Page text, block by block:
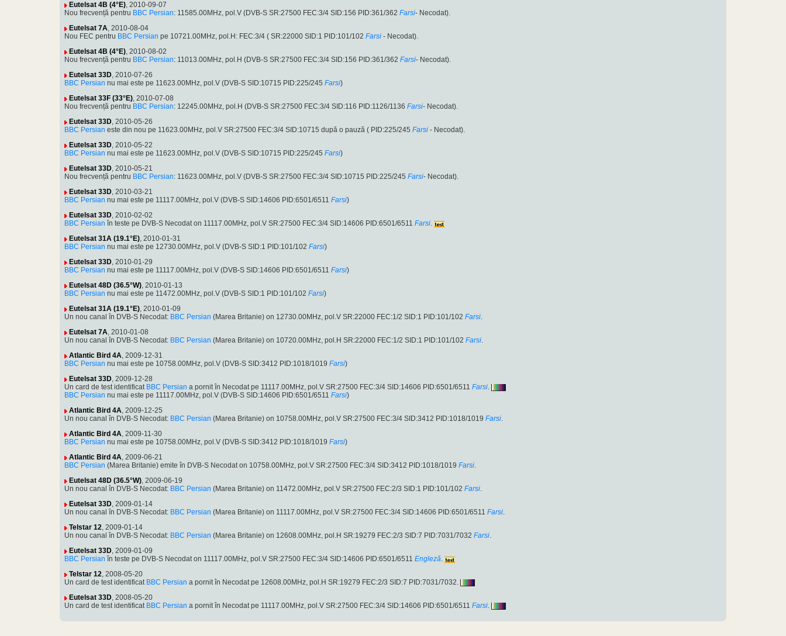
Eutelsat 4B (4°E), 2010-09-07
Nou frecvență pentru BBC Persian: 11585.00MHz, pol.V (DVB-S SR:27500 FEC:3/4 SID:156 PID:361/362 Farsi- Necodat).
Eutelsat 7A, 2010-08-04
Nou FEC pentru BBC Persian pe 10721.00MHz, pol.H: FEC:3/4 ( SR:22000 SID:1 PID:101/102 Farsi - Necodat).
Eutelsat 4B (4°E), 2010-08-02
Nou frecvență pentru BBC Persian: 11013.00MHz, pol.H (DVB-S SR:27500 FEC:3/4 SID:156 PID:361/362 Farsi- Necodat).
Eutelsat 33D, 2010-07-26
BBC Persian nu mai este pe 11623.00MHz, pol.V (DVB-S SID:10715 PID:225/245 Farsi)
Eutelsat 33F (33°E), 2010-07-08
Nou frecvență pentru BBC Persian: 12245.00MHz, pol.H (DVB-S SR:27500 FEC:3/4 SID:116 PID:1126/1136 Farsi- Necodat).
Eutelsat 33D, 2010-05-26
BBC Persian este din nou pe 11623.00MHz, pol.V SR:27500 FEC:3/4 SID:10715 după o pauză ( PID:225/245 Farsi - Necodat).
Eutelsat 33D, 2010-05-22
BBC Persian nu mai este pe 11623.00MHz, pol.V (DVB-S SID:10715 PID:225/245 Farsi)
Eutelsat 33D, 2010-05-21
Nou frecvență pentru BBC Persian: 11623.00MHz, pol.V (DVB-S SR:27500 FEC:3/4 SID:10715 PID:225/245 Farsi- Necodat).
Eutelsat 33D, 2010-03-21
BBC Persian nu mai este pe 11117.00MHz, pol.V (DVB-S SID:14606 PID:6501/6511 Farsi)
Eutelsat 33D, 2010-02-02
BBC Persian în teste pe DVB-S Necodat on 11117.00MHz, pol.V SR:27500 FEC:3/4 SID:14606 PID:6501/6511 Farsi.
Eutelsat 31A (19.1°E), 2010-01-31
BBC Persian nu mai este pe 12730.00MHz, pol.V (DVB-S SID:1 PID:101/102 Farsi)
Eutelsat 33D, 2010-01-29
BBC Persian nu mai este pe 11117.00MHz, pol.V (DVB-S SID:14606 PID:6501/6511 Farsi)
Eutelsat 48D (36.5°W), 2010-01-13
BBC Persian nu mai este pe 11472.00MHz, pol.V (DVB-S SID:1 PID:101/102 Farsi)
Eutelsat 31A (19.1°E), 2010-01-09
Un nou canal în DVB-S Necodat: BBC Persian (Marea Britanie) on 12730.00MHz, pol.V SR:22000 FEC:1/2 SID:1 PID:101/102 Farsi.
Eutelsat 7A, 2010-01-08
Un nou canal în DVB-S Necodat: BBC Persian (Marea Britanie) on 10720.00MHz, pol.H SR:22000 FEC:1/2 SID:1 PID:101/102 Farsi.
Atlantic Bird 4A, 2009-12-31
BBC Persian nu mai este pe 10758.00MHz, pol.V (DVB-S SID:3412 PID:1018/1019 Farsi)
Eutelsat 33D, 2009-12-28
Un card de test identificat BBC Persian a pornit în Necodat pe 11117.00MHz, pol.V SR:27500 FEC:3/4 SID:14606 PID:6501/6511 Farsi.
BBC Persian nu mai este pe 11117.00MHz, pol.V (DVB-S SID:14606 PID:6501/6511 Farsi)
Atlantic Bird 4A, 2009-12-25
Un nou canal în DVB-S Necodat: BBC Persian (Marea Britanie) on 10758.00MHz, pol.V SR:27500 FEC:3/4 SID:3412 PID:1018/1019 Farsi.
Atlantic Bird 4A, 2009-11-30
BBC Persian nu mai este pe 10758.00MHz, pol.V (DVB-S SID:3412 PID:1018/1019 Farsi)
Atlantic Bird 4A, 2009-06-21
BBC Persian (Marea Britanie) emite în DVB-S Necodat on 10758.00MHz, pol.V SR:27500 FEC:3/4 SID:3412 PID:1018/1019 Farsi.
Eutelsat 48D (36.5°W), 2009-06-19
Un nou canal în DVB-S Necodat: BBC Persian (Marea Britanie) on 11472.00MHz, pol.V SR:27500 FEC:2/3 SID:1 PID:101/102 Farsi.
Eutelsat 33D, 2009-01-14
Un nou canal în DVB-S Necodat: BBC Persian (Marea Britanie) on 11117.00MHz, pol.V SR:27500 FEC:3/4 SID:14606 PID:6501/6511 Farsi.
Telstar 12, 2009-01-14
Un nou canal în DVB-S Necodat: BBC Persian (Marea Britanie) on 12608.00MHz, pol.H SR:19279 FEC:2/3 SID:7 PID:7031/7032 Farsi.
Eutelsat 33D, 2009-01-09
BBC Persian în teste pe DVB-S Necodat on 11117.00MHz, pol.V SR:27500 FEC:3/4 SID:14606 PID:6501/6511 Engleză.
Telstar 12, 2008-05-20
Un card de test identificat BBC Persian a pornit în Necodat pe 12608.00MHz, pol.H SR:19279 FEC:2/3 SID:7 PID:7031/7032.
Eutelsat 33D, 2008-05-20
Un card de test identificat BBC Persian a pornit în Necodat pe 11117.00MHz, pol.V SR:27500 FEC:3/4 SID:14606 PID:6501/6511 Farsi.